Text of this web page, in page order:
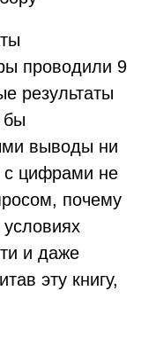
проводили 9
результаты
бы
выводы ни
с цифрами не
почему
и даже
эту книгу,